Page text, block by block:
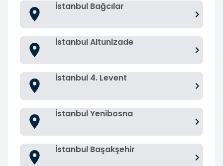
İstanbul Bağcılar
İstanbul Altunizade
İstanbul 4. Levent
İstanbul Yenibosna
İstanbul Başakşehir